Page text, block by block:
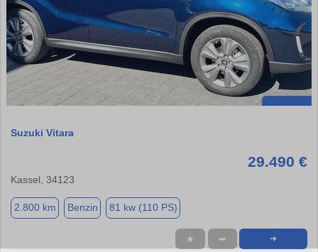
Suzuki Vitara
29.490 €
Kassel, 34123
2.800 km Benzin 81 kw (110 PS)
★ ➦ ➜